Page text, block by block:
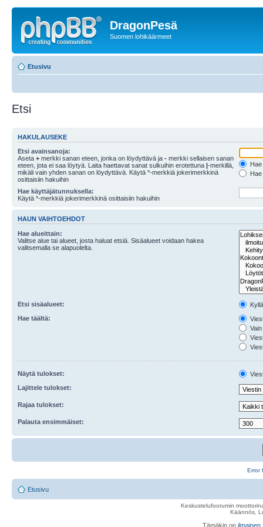
DragonPesä
Suomen lohikäärmeet
Etusivu
Etsi
HAKULAUSEKE
Etsi avainsanoja:
Aseta + merkki sanan eteen, jonka on löydyttävä ja - merkki sellaisen sanan
eteen, jota ei saa löytyä. Laita haettavat sanat sulkuihin erotettuna |-merkillä,
mikäli vain yhden sanan on löydyttävä. Käytä *-merkkiä jokerimerkkinä
osittaisiin hakuihin
Hae käyttäjätunnuksella:
Käytä *-merkkiä jokerimerkkinä osittaisiin hakuihin
HAUN VAIHTOEHDOT
Hae alueittain:
Valitse alue tai alueet, josta haluat etsiä. Sisäalueet voidaan hakea
valitsemalla se alapuolelta.
Etsi sisäalueet:
Hae täältä:
Näytä tulokset:
Lajittele tulokset:
Rajaa tulokset:
Palauta ensimmäiset:
Error
Etusivu
Keskustelufoorumin
Käännös,
Tämäkin on ilmainen